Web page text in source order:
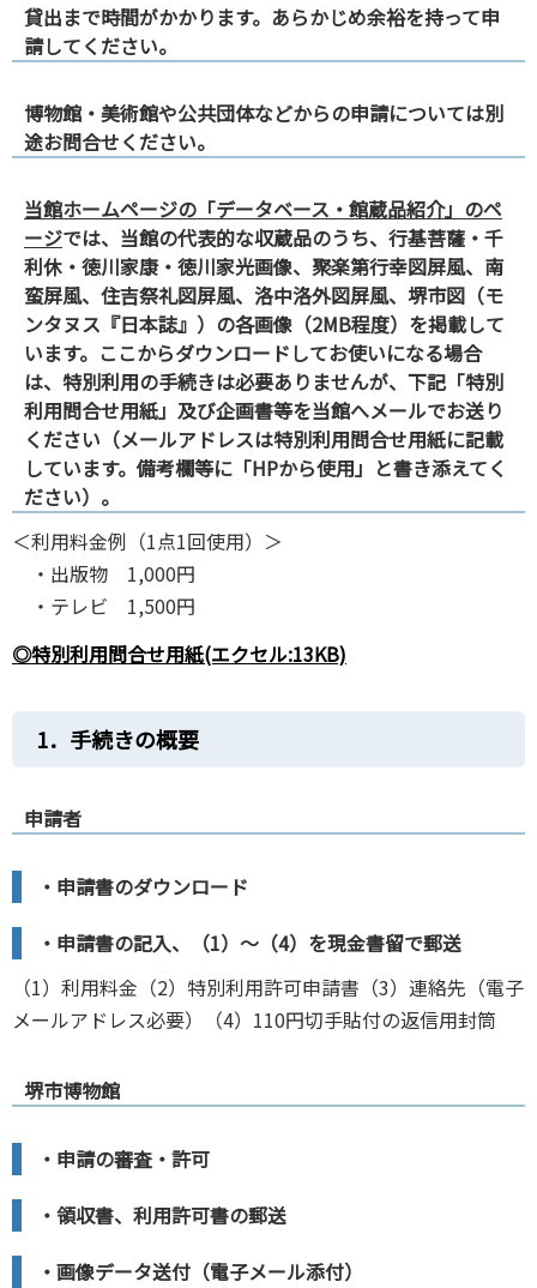
貸出まで時間がかかります。あらかじめ余裕を持って申
請してください。
博物館・美術館や公共団体などからの申請については別
途お問合せください。
当館ホームページの「データベース・館蔵品紹介」のペ
ージでは、当館の代表的な収蔵品のうち、行基菩薩・千
利休・徳川家康・徳川家光画像、聚楽第行幸図屏風、南
蛮屏風、住吉祭礼図屏風、洛中洛外図屏風、堺市図（モ
ンタヌス『日本誌』）の各画像（2MB程度）を掲載して
います。ここからダウンロードしてお使いになる場合
は、特別利用の手続きは必要ありませんが、下記「特別
利用問合せ用紙」及び企画書等を当館へメールでお送り
ください（メールアドレスは特別利用問合せ用紙に記載
しています。備考欄等に「HPから使用」と書き添えてく
ださい）。
＜利用料金例（1点1回使用）＞
・出版物 1,000円
・テレビ 1,500円
◎特別利用問合せ用紙(エクセル:13KB)
1．手続きの概要
申請者
・申請書のダウンロード
・申請書の記入、（1）～（4）を現金書留で郵送
（1）利用料金（2）特別利用許可申請書（3）連絡先（電子
メールアドレス必要）（4）110円切手貼付の返信用封筒
堺市博物館
・申請の審査・許可
・領収書、利用許可書の郵送
・画像データ送付（電子メール添付）